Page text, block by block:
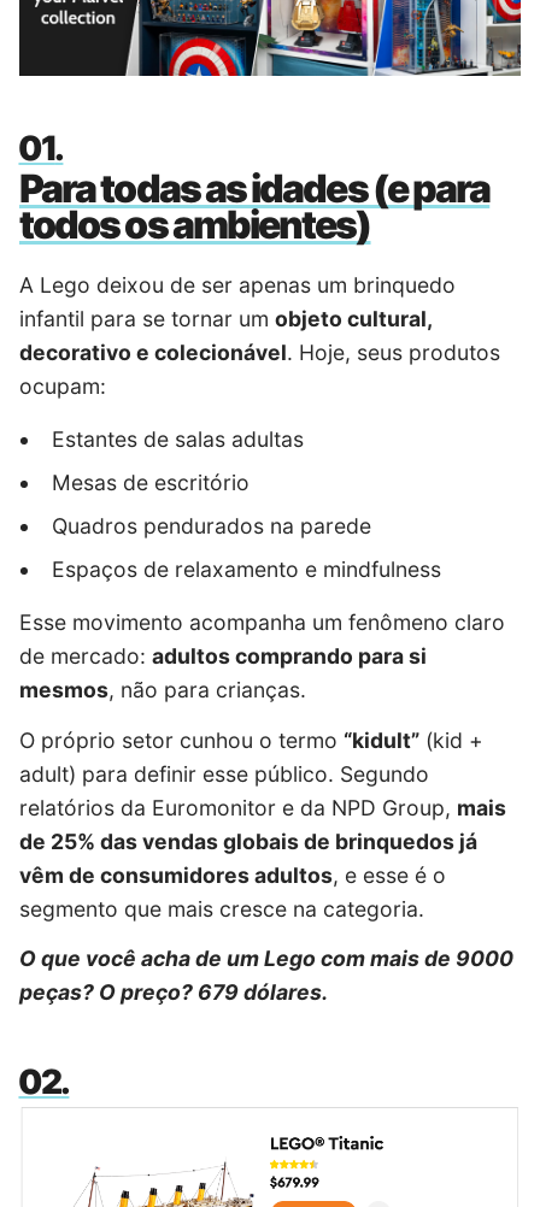
Para todas as idades (e para
todos os ambientes)
A Lego deixou de ser apenas um brinquedo
infantil para se tornar um objeto cultural,
decorativo e colecionável. Hoje, seus produtos
ocupam:
Estantes de salas adultas
Mesas de escritório
Quadros pendurados na parede
Espaços de relaxamento e mindfulness
Esse movimento acompanha um fenômeno claro
de mercado: adultos comprando para si
mesmos, não para crianças.
O próprio setor cunhou o termo “kidult” (kid +
adult) para definir esse público. Segundo
relatórios da Euromonitor e da NPD Group, mais
de 25% das vendas globais de brinquedos já
vêm de consumidores adultos, e esse é o
segmento que mais cresce na categoria.
O que você acha de um Lego com mais de 9000
peças? O preço? 679 dólares.